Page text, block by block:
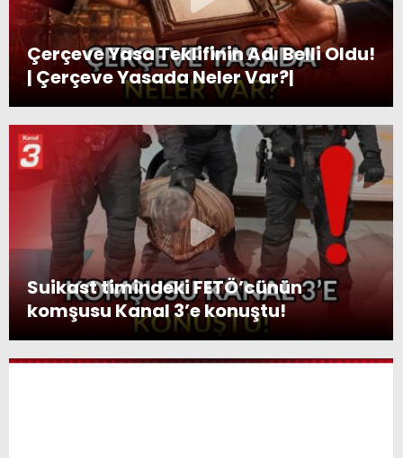
Çerçeve Yasa Teklifinin Adı Belli Oldu!
| Çerçeve Yasada Neler Var?|
Suikast timindeki FETÖ’cünün
komşusu Kanal 3’e konuştu!